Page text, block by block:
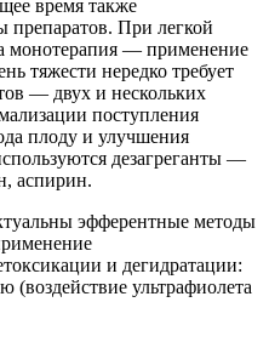
время также
препаратов. При легкой
монотерапия — применение
тяжести нередко требует
— двух и нескольких
поступления
плоду и улучшения
дезагреганты —
аспирин.
эфферентные методы
и дегидратации:
(воздействие ультрафиолета